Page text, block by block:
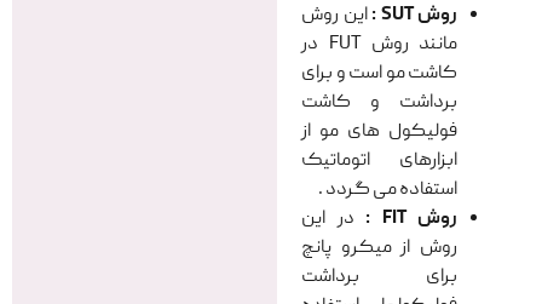
روش SUT :
این روش
مانند روش FUT در
کاشت مو است و برای
برداشت و کاشت
فولیکول های مو از
ابزارهای اتوماتیک
استفاده می گردد .
روش FIT :
در این
روش از میکرو پانچ
برای برداشت